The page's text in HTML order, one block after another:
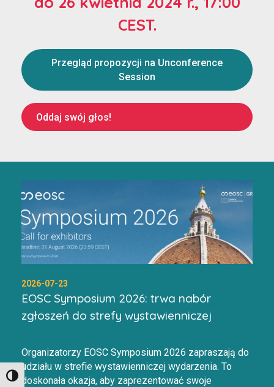
Toggle High Contrast
CEST.
Przegląd propozycji na Unconference
Session
Oddaj swój głos!
2026-07-23
EOSC Symposium 2026: trwa nabór
zgłoszeń do strefy wystawienniczej
Organizatorzy EOSC Symposium 2026 zapraszają do
udziału w strefie wystawienniczej wydarzenia. To
doskonała okazja, aby zaprezentować swoje